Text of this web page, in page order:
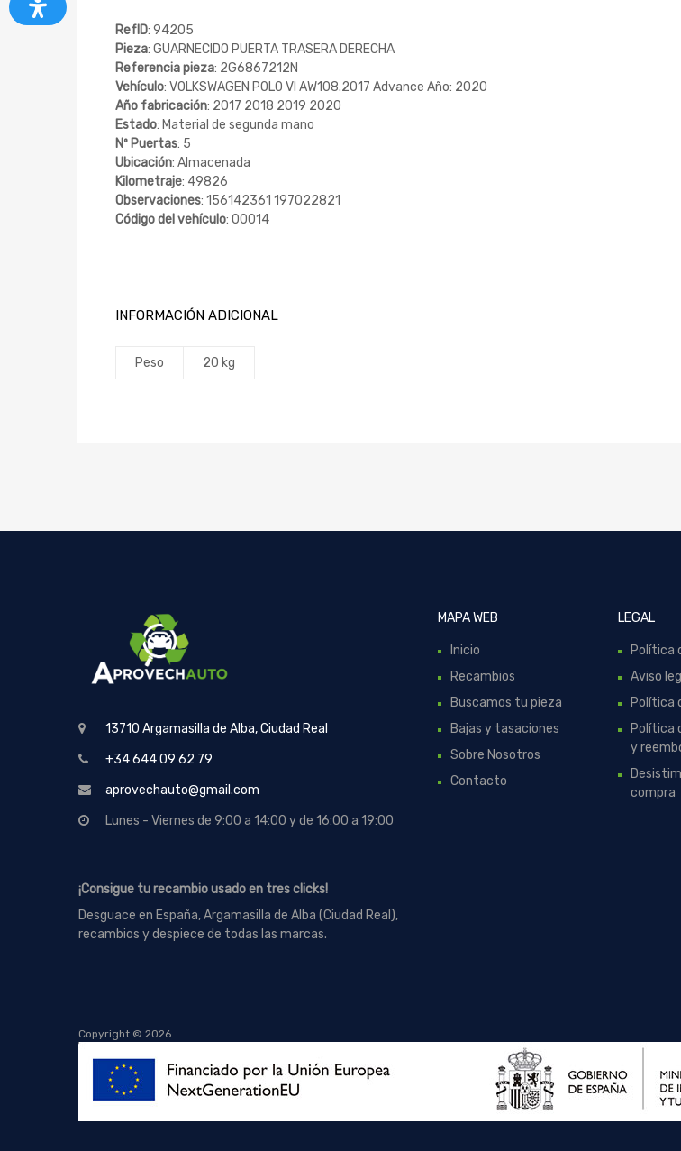
RefID: 94205
Pieza: GUARNECIDO PUERTA TRASERA DERECHA
Referencia pieza: 2G6867212N
Vehículo: VOLKSWAGEN POLO VI AW108.2017 Advance Año: 2020
Año fabricación: 2017 2018 2019 2020
Estado: Material de segunda mano
Nº Puertas: 5
Ubicación: Almacenada
Kilometraje: 49826
Observaciones: 156142361 197022821
Código del vehículo: 00014
INFORMACIÓN ADICIONAL
Peso 20 kg
13710 Argamasilla de Alba, Ciudad Real
+34 644 09 62 79
aprovechauto@gmail.com
Lunes - Viernes de 9:00 a 14:00 y de 16:00 a 19:00
¡Consigue tu recambio usado en tres clicks!
Desguace en España, Argamasilla de Alba (Ciudad Real),
recambios y despiece de todas las marcas.
MAPA WEB
Inicio
Recambios
Buscamos tu pieza
Bajas y tasaciones
Sobre Nosotros
Contacto
LEGAL
Política
Aviso
Política
Política
y
compra
Copyright © 2026